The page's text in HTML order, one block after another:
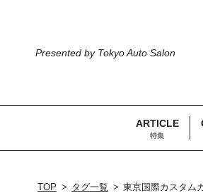
Presented by Tokyo Auto Salon
ARTICLE
特集
TOP タグ一覧 東京国際カスタム